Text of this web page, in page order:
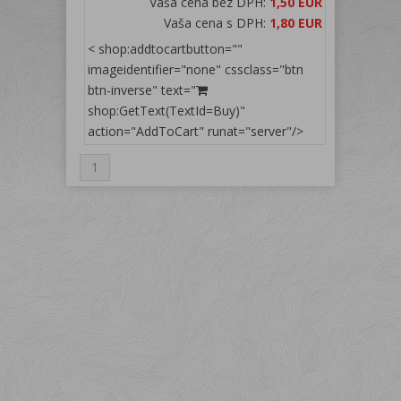
Vaša cena s DPH: 1,80 EUR
< shop:addtocartbutton=""
imageidentifier="none" cssclass="btn
btn-inverse" text="
shop:GetText(TextId=Buy)"
action="AddToCart" runat="server"/>
1